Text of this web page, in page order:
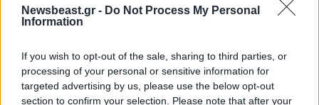
Newsbeast.gr - Do Not Process My Personal
Information
If you wish to opt-out of the sale, sharing to third parties, or
processing of your personal or sensitive information for
targeted advertising by us, please use the below opt-out
section to confirm your selection. Please note that after your
σου όσο και την ανάγκη να φροντίσεις την υγεία
σου. Δώσε σημασία στα μηνύματα του σώματός σου.
τα σχέδιά σου, ενώ ο Πλούτωνας σε καλεί να
αποφύγεις την αυστηρή κριτική απέναντι στον εαυτό
σου και στους άλλους.